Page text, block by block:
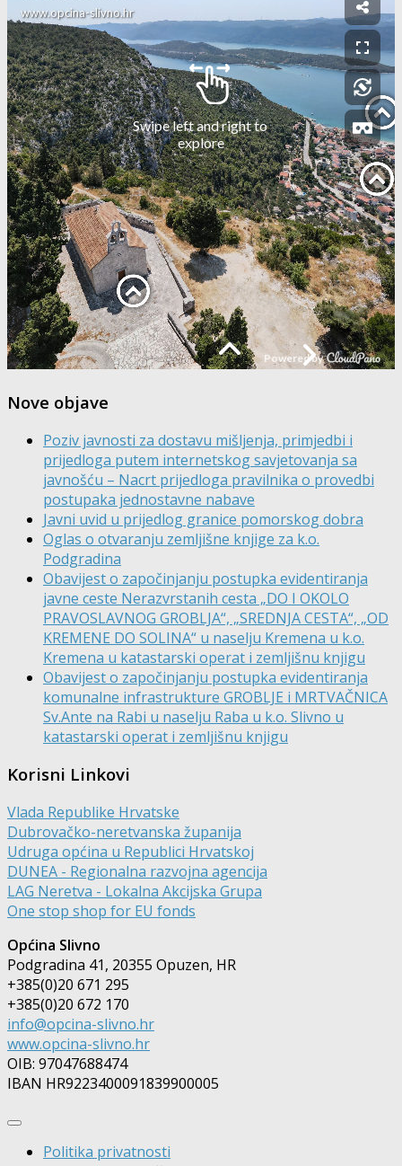
Nove objave
Poziv javnosti za dostavu mišljenja, primjedbi i
prijedloga putem internetskog savjetovanja sa
javnošću – Nacrt prijedloga pravilnika o provedbi
postupaka jednostavne nabave
Javni uvid u prijedlog granice pomorskog dobra
Oglas o otvaranju zemljišne knjige za k.o.
Podgradina
Obavijest o započinjanju postupka evidentiranja
javne ceste Nerazvrstanih cesta „DO I OKOLO
PRAVOSLAVNOG GROBLJA“, „SREDNJA CESTA“, „OD
KREMENE DO SOLINA“ u naselju Kremena u k.o.
Kremena u katastarski operat i zemljišnu knjigu
Obavijest o započinjanju postupka evidentiranja
komunalne infrastrukture GROBLJE i MRTVAČNICA
Sv.Ante na Rabi u naselju Raba u k.o. Slivno u
katastarski operat i zemljišnu knjigu
Korisni Linkovi
Vlada Republike Hrvatske
Dubrovačko-neretvanska županija
Udruga općina u Republici Hrvatskoj
DUNEA - Regionalna razvojna agencija
LAG Neretva - Lokalna Akcijska Grupa
One stop shop for EU fonds
Općina Slivno
Podgradina 41, 20355 Opuzen, HR
+385(0)20 671 295
+385(0)20 672 170
info@opcina-slivno.hr
www.opcina-slivno.hr
OIB: 97047688474
IBAN HR9223400091839900005
Politika privatnosti